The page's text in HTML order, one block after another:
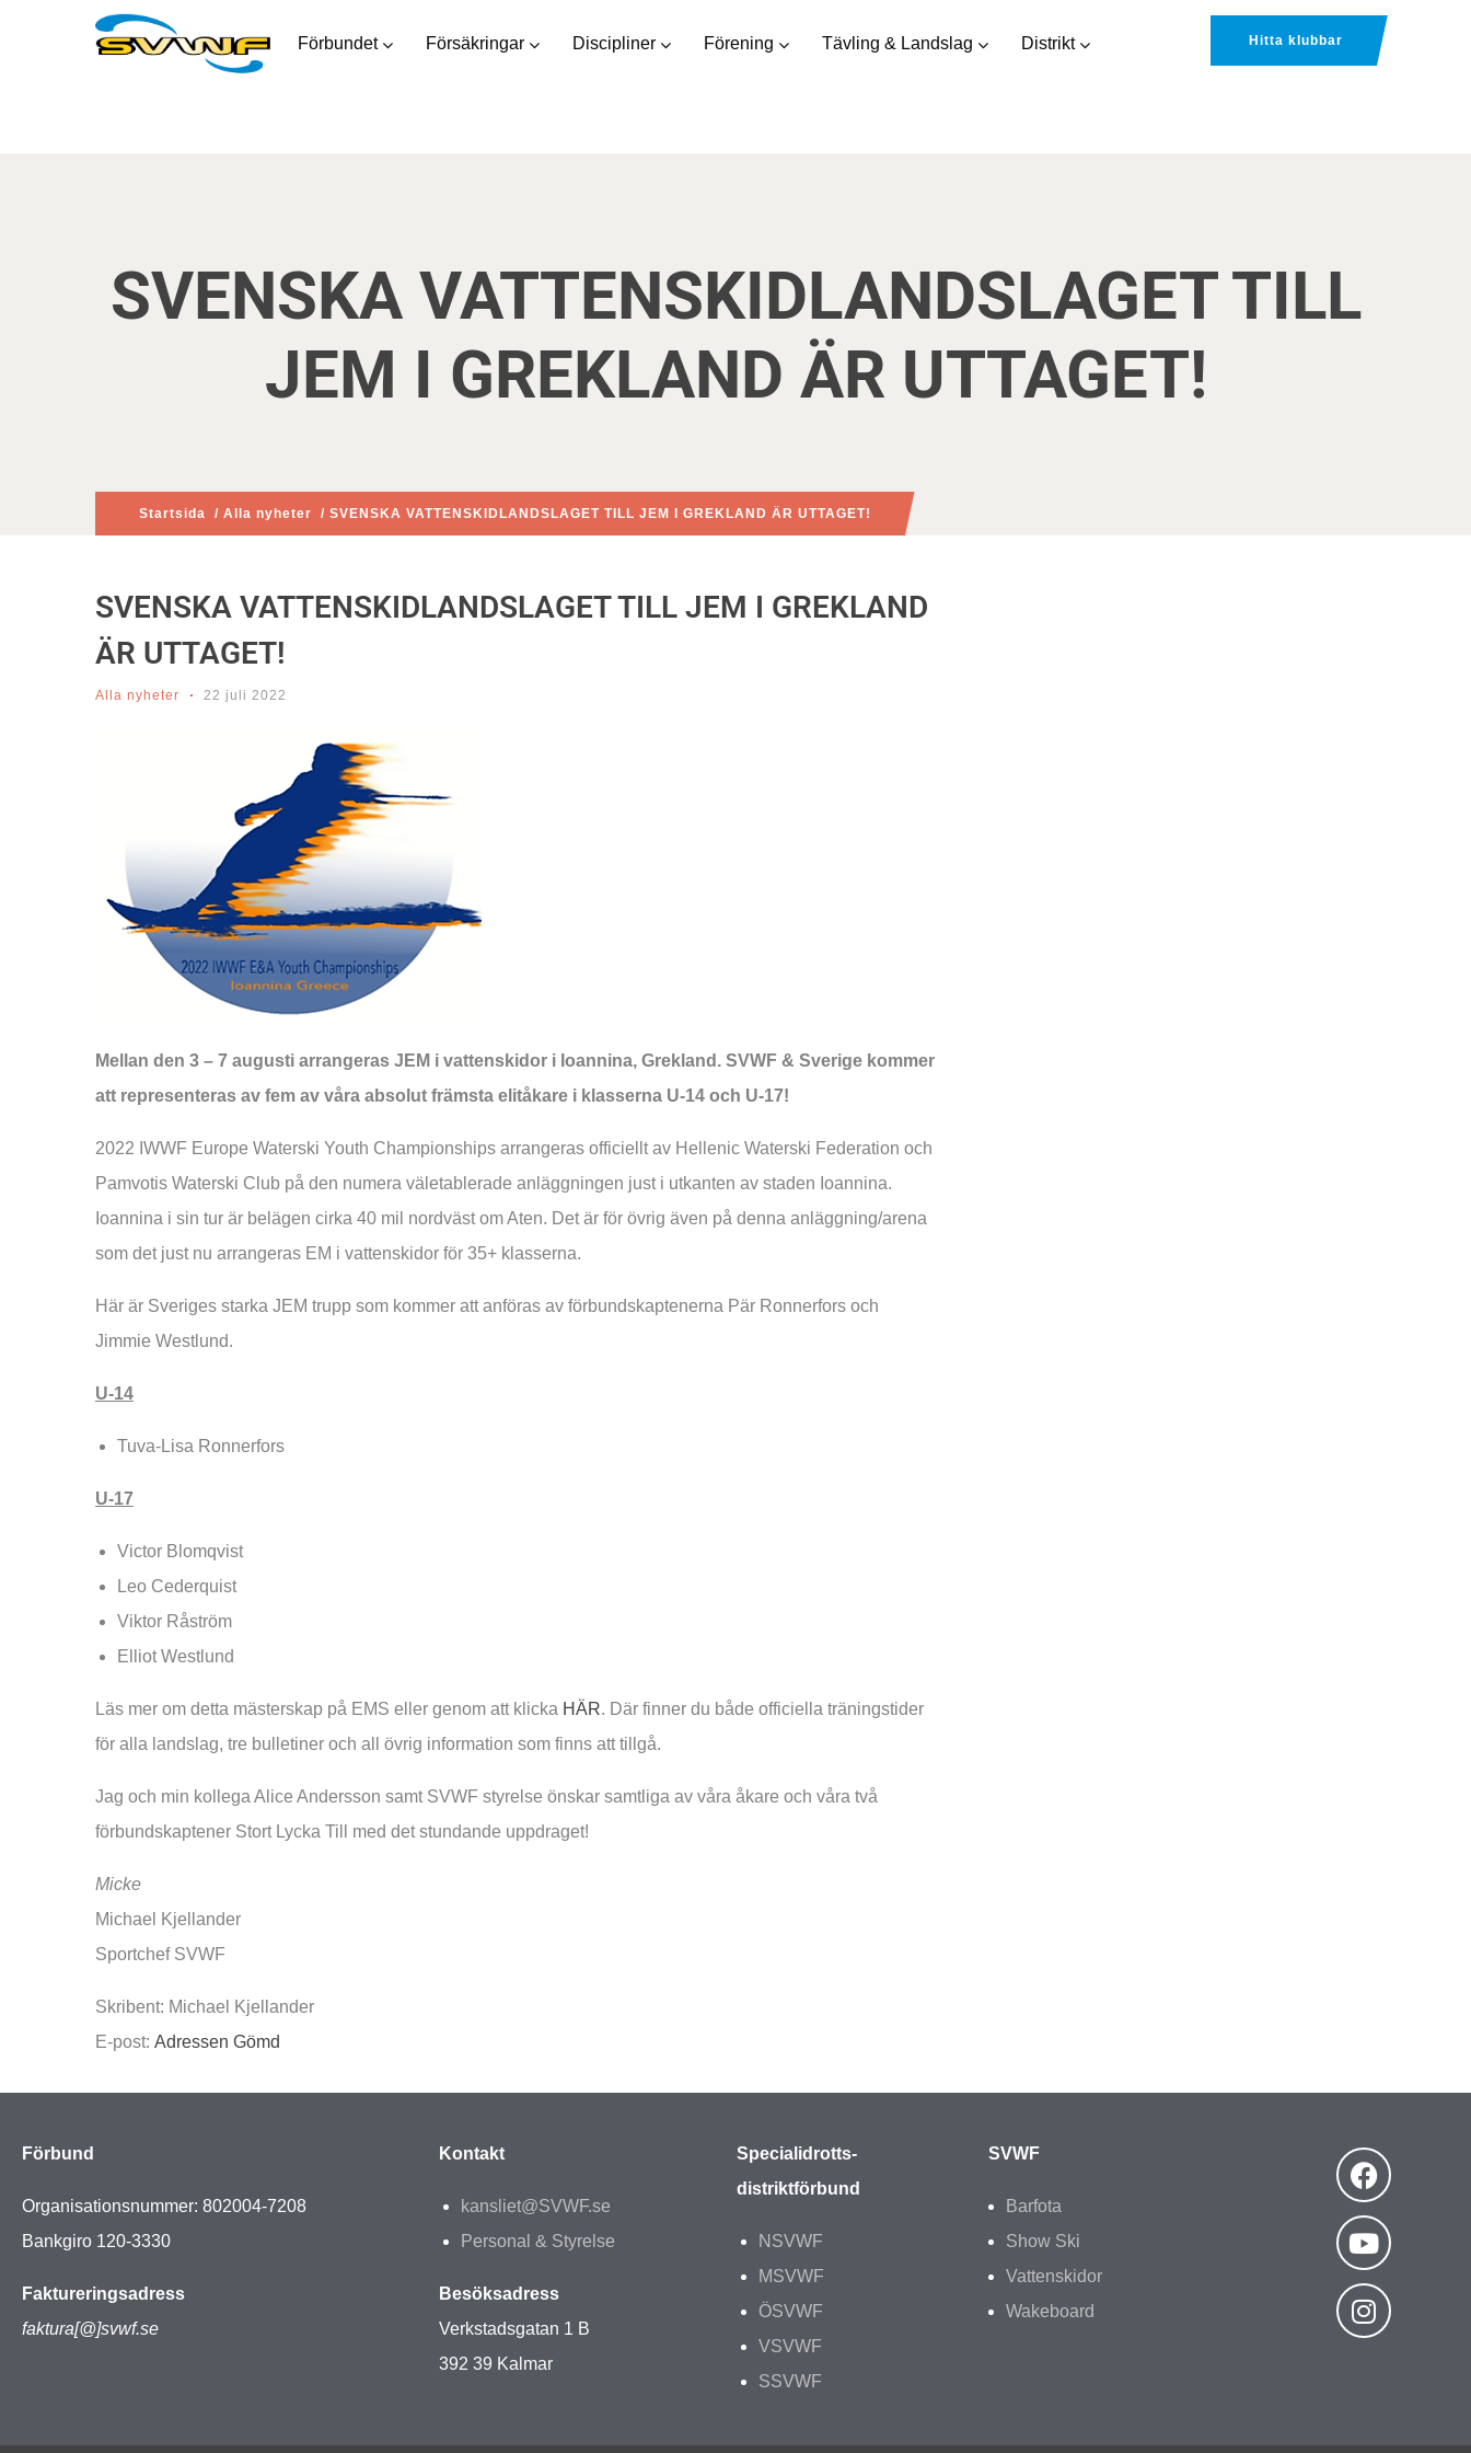
Förbundet Försäkringar Discipliner Förening Tävling & Landslag Distrikt Hitta klubbar
SVENSKA VATTENSKIDLANDSLAGET TILL
JEM I GREKLAND ÄR UTTAGET!
Startsida / Alla nyheter / SVENSKA VATTENSKIDLANDSLAGET TILL JEM I GREKLAND ÄR UTTAGET!
SVENSKA VATTENSKIDLANDSLAGET TILL JEM I GREKLAND
ÄR UTTAGET!
Alla nyheter 22 juli 2022
Mellan den 3 – 7 augusti arrangeras JEM i vattenskidor i Ioannina, Grekland. SVWF & Sverige kommer
att representeras av fem av våra absolut främsta elitåkare i klasserna U-14 och U-17!
2022 IWWF Europe Waterski Youth Championships arrangeras officiellt av Hellenic Waterski Federation och
Pamvotis Waterski Club på den numera väletablerade anläggningen just i utkanten av staden Ioannina.
Ioannina i sin tur är belägen cirka 40 mil nordväst om Aten. Det är för övrig även på denna anläggning/arena
som det just nu arrangeras EM i vattenskidor för 35+ klasserna.
Här är Sveriges starka JEM trupp som kommer att anföras av förbundskaptenerna Pär Ronnerfors och
Jimmie Westlund.
U-14
Tuva-Lisa Ronnerfors
U-17
Victor Blomqvist
Leo Cederquist
Viktor Råström
Elliot Westlund
Läs mer om detta mästerskap på EMS eller genom att klicka HÄR. Där finner du både officiella träningstider
för alla landslag, tre bulletiner och all övrig information som finns att tillgå.
Jag och min kollega Alice Andersson samt SVWF styrelse önskar samtliga av våra åkare och våra två
förbundskaptener Stort Lycka Till med det stundande uppdraget!
Micke
Michael Kjellander
Sportchef SVWF
Skribent: Michael Kjellander
E-post: Adressen Gömd
Förbund
Organisationsnummer: 802004-7208
Bankgiro 120-3330
Faktureringsadress
faktura[@]svwf.se
Kontakt
kansliet@SVWF.se
Personal & Styrelse
Besöksadress
Verkstadsgatan 1 B
392 39 Kalmar
Specialidrotts-
distriktförbund
NSVWF
MSVWF
ÖSVWF
VSVWF
SSVWF
SVWF
Barfota
Show Ski
Vattenskidor
Wakeboard